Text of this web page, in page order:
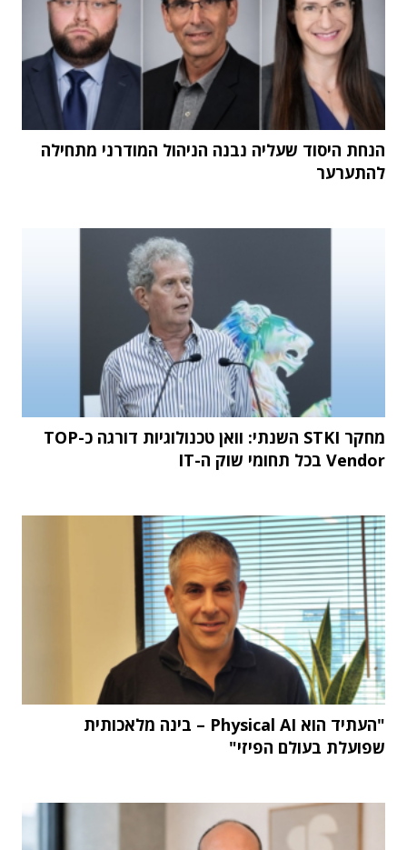
הנחת היסוד שעליה נבנה הניהול המודרני מתחילה
להתערער
מחקר STKI השנתי: וואן טכנולוגיות דורגה כ-TOP
Vendor בכל תחומי שוק ה-IT
"העתיד הוא Physical AI – בינה מלאכותית
שפועלת בעולם הפיזי"